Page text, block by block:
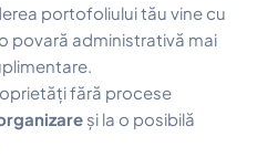
portofoliului tău vine cu
povară administrativă mai
fără procese
și la o posibilă